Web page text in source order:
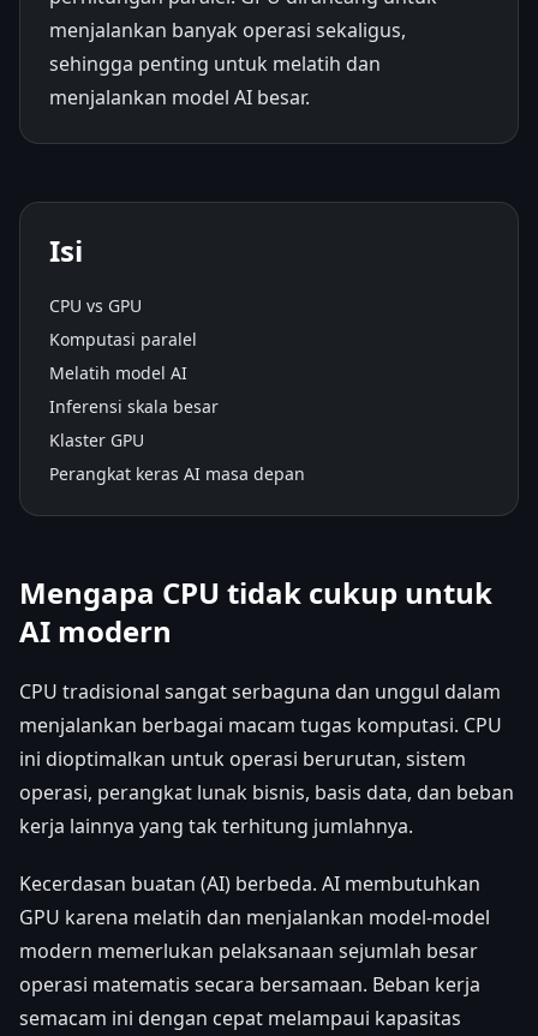
menjalankan banyak operasi sekaligus,
sehingga penting untuk melatih dan
menjalankan model AI besar.
Isi
CPU vs GPU
Komputasi paralel
Melatih model AI
Inferensi skala besar
Klaster GPU
Perangkat keras AI masa depan
Mengapa CPU tidak cukup untuk
AI modern
CPU tradisional sangat serbaguna dan unggul dalam
menjalankan berbagai macam tugas komputasi. CPU
ini dioptimalkan untuk operasi berurutan, sistem
operasi, perangkat lunak bisnis, basis data, dan beban
kerja lainnya yang tak terhitung jumlahnya.
Kecerdasan buatan (AI) berbeda. AI membutuhkan
GPU karena melatih dan menjalankan model-model
modern memerlukan pelaksanaan sejumlah besar
operasi matematis secara bersamaan. Beban kerja
semacam ini dengan cepat melampaui kapasitas